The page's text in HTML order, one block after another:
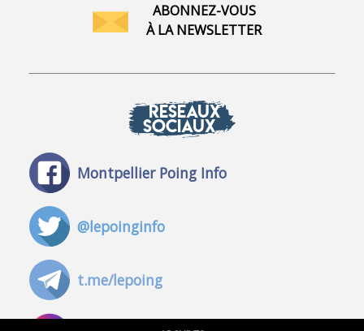
ABONNEZ-VOUS
À LA NEWSLETTER
RÉSEAUX
SOCIAUX
Montpellier Poing Info
@lepoinginfo
t.me/lepoing